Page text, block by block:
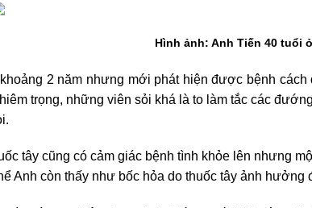
Hình ảnh: Anh Tiến 40 tuổi
2 năm nhưng mới phát hiện được bệnh
trọng, những viên sỏi khá là to làm tắc các
tây cũng có cảm giác bệnh tình khỏe lên nhưng
Anh còn thấy như bốc hỏa do thuốc tây ảnh hưởng